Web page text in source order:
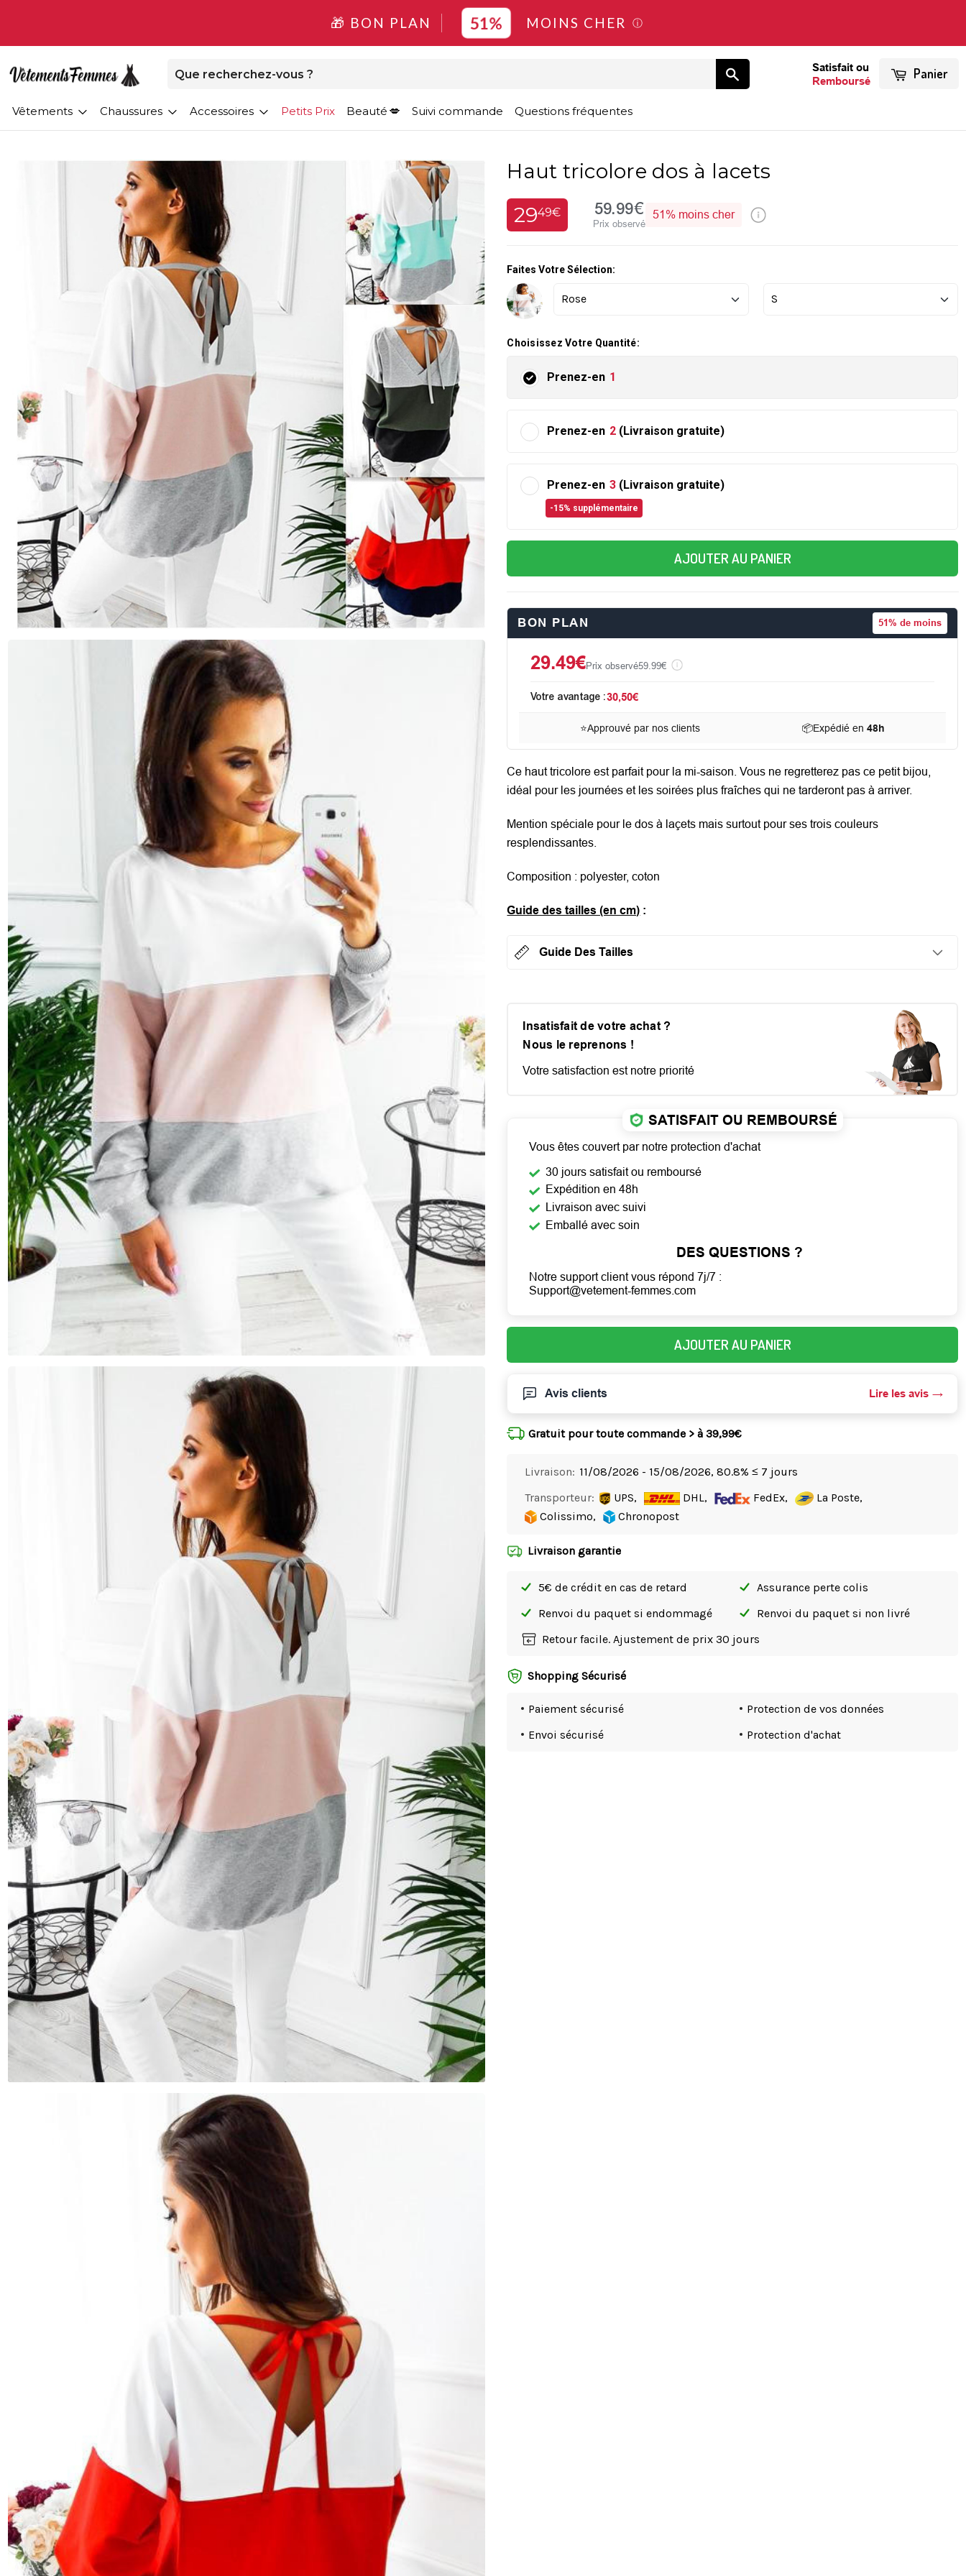
🎁 BON PLAN 51% MOINS CHER ⓘ
Satisfait ou
Remboursé
Panier
Vêtements Chaussures Accessoires Petits Prix Beauté Suivi commande Questions fréquentes
Haut tricolore dos à lacets
2949€ 59.99€
Prix observé
51% moins cher
Faites Votre Sélection:
Choisissez Votre Quantité:
Prenez-en 1
Prenez-en 2 (Livraison gratuite)
Prenez-en 3 (Livraison gratuite)
-15% supplémentaire
AJOUTER AU PANIER
BON PLAN 51% de moins
29.49€Prix observé59.99€
Votre avantage :30,50€
⭐Approuvé par nos clients 📦Expédié en48h
Ce haut tricolore est parfait pour la mi-saison. Vous ne regretterez pas ce petit bijou,
idéal pour les journées et les soirées plus fraîches qui ne tarderont pas à arriver.
Mention spéciale pour le dos à laçets mais surtout pour ses trois couleurs
resplendissantes.
Composition : polyester, coton
Guide des tailles (en cm) :
Guide Des Tailles
Insatisfait de votre achat ?
Nous le reprenons !
Votre satisfaction est notre priorité
SATISFAIT OU REMBOURSÉ
Vous êtes couvert par notre protection d'achat
30 jours satisfait ou remboursé
Expédition en 48h
Livraison avec suivi
Emballé avec soin
DES QUESTIONS ?
Notre support client vous répond 7j/7 :
Support@vetement-femmes.com
AJOUTER AU PANIER
Avis clients Lire les avis
Gratuit pour toute commande > à 39,99€
Livraison: 11/08/2026 - 15/08/2026,80.8% ≤ 7 jours
Transporteur:
UPS, DHL, FedEx,
La Poste,
Colissimo,
Chronopost
Livraison garantie
5€ de crédit en cas de retard
Assurance perte colis
Renvoi du paquet si endommagé
Renvoi du paquet si non livré
Retour facile. Ajustement de prix 30 jours
Shopping Sécurisé
Paiement sécurisé
Protection de vos données
Envoi sécurisé
Protection d'achat